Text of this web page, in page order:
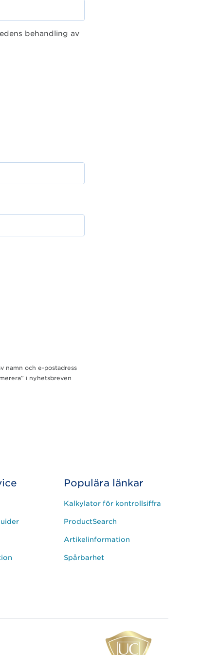
behandling av
namn och e-postadress
i nyhetsbreven
Populära länkar
Kalkylator för kontrollsiffra
ProductSearch
Artikelinformation
Spårbarhet